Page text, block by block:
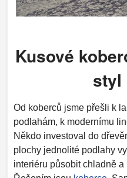
Kusové
styl
Od koberců jsme přešli k
podlahám, k modernímu
Někdo investoval do
plochy jednolité podlahy
interiéru působit chladně